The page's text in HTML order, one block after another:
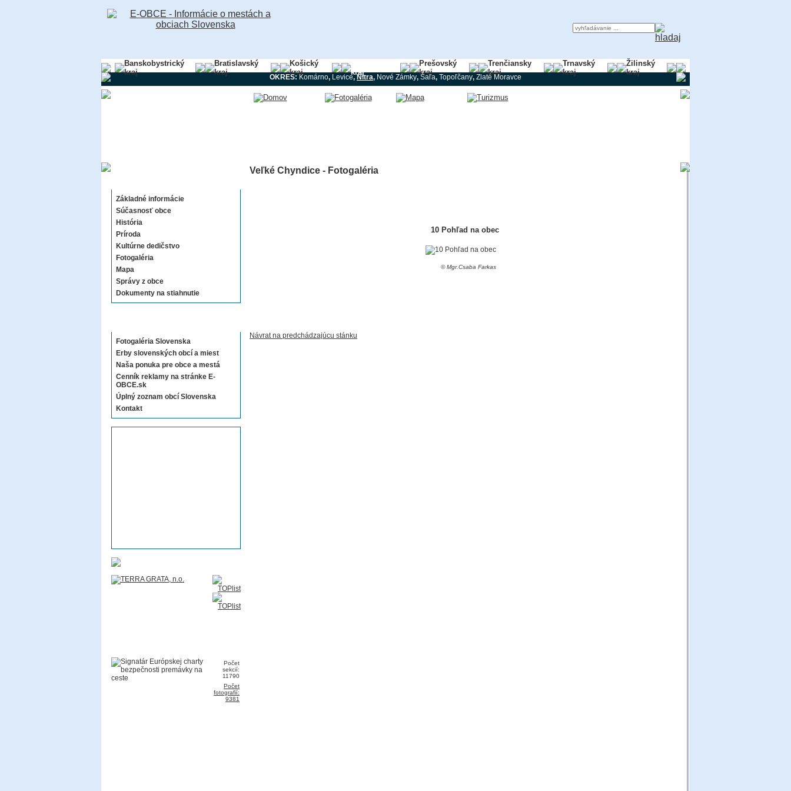
Banskobystrický
kraj
Bratislavský
kraj
Košický
kraj
kraj
Prešovský
kraj
Trenčiansky
kraj
Trnavský
kraj
Žilinský
kraj
OKRES:Komárno, Levice,Nitra, Nové Zámky,Šaľa, Topoľčany, Zlaté Moravce
Základné informácie
Súčasnosť obce
História
Príroda
Kultúrne dedičstvo
Fotogaléria
Mapa
Správy z obce
Dokumenty na stiahnutie
Fotogaléria Slovenska
Erby slovenských obcí a miest
Naša ponuka pre obce a mestá
Cenník reklamy na stránke E-
OBCE.sk
Úplný zoznam obcí Slovenska
Kontakt
Počet
sekcií:
11790
Počet
fotografií:
9381
Veľké Chyndice - Fotogaléria
10 Pohľad na obec
© Mgr.Csaba Farkas
Návrat na predchádzajúcu stánku